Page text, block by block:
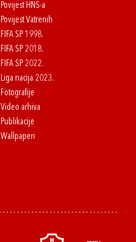
Povijest HNS-a
Povijest Vatrenih
FIFA SP 1998.
FIFA SP 2018.
FIFA SP 2022.
Liga nacija 2023.
Fotografije
Video arhiva
Publikacije
Wallpaperi